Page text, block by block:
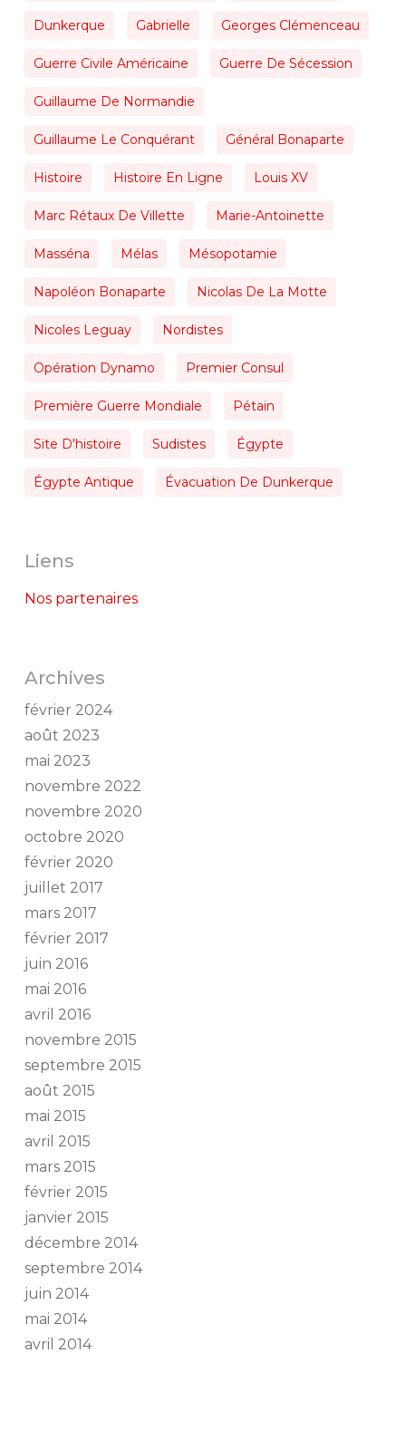
Dunkerque Gabrielle Georges Clémenceau
Guerre Civile Américaine Guerre De Sécession
Guillaume De Normandie
Guillaume Le Conquérant Général Bonaparte
Histoire Histoire En Ligne Louis XV
Marc Rétaux De Villette Marie-Antoinette
Masséna Mélas Mésopotamie
Napoléon Bonaparte Nicolas De La Motte
Nicoles Leguay Nordistes
Opération Dynamo Premier Consul
Première Guerre Mondiale Pétain
Site D'histoire Sudistes Égypte
Égypte Antique Évacuation De Dunkerque
Liens
Nos partenaires
Archives
février 2024
août 2023
mai 2023
novembre 2022
novembre 2020
octobre 2020
février 2020
juillet 2017
mars 2017
février 2017
juin 2016
mai 2016
avril 2016
novembre 2015
septembre 2015
août 2015
mai 2015
avril 2015
mars 2015
février 2015
janvier 2015
décembre 2014
septembre 2014
juin 2014
mai 2014
avril 2014